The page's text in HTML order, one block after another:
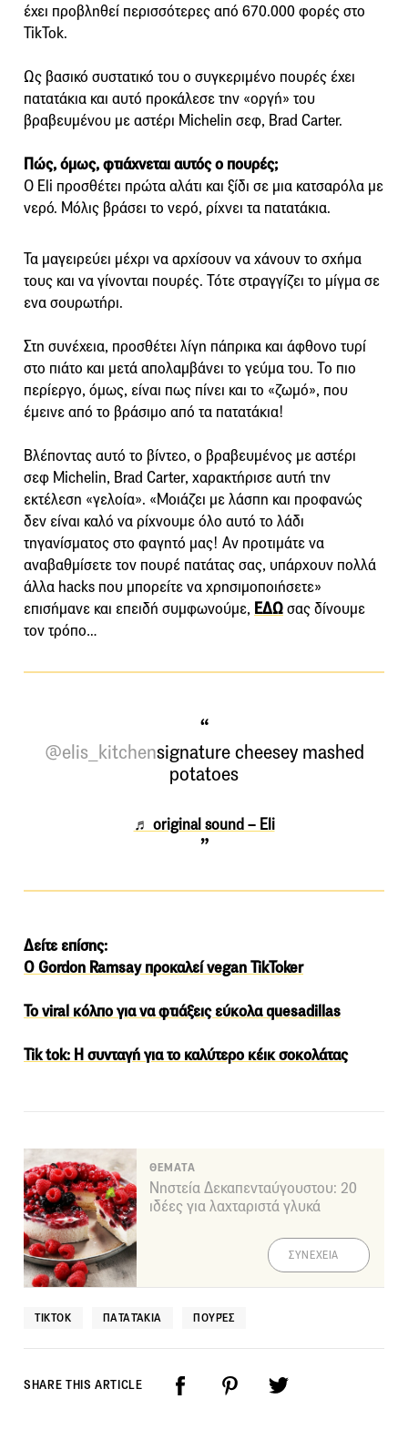
έχει προβληθεί περισσότερες από 670.000 φορές στο
TikTok.
Ως βασικό συστατικό του ο συγκεριμένο πουρές έχει
πατατάκια και αυτό προκάλεσε την «οργή» του
βραβευμένου με αστέρι Michelin σεφ, Brad Carter.
Πώς, όμως, φτιάχνεται αυτός ο πουρές;
Ο Eli προσθέτει πρώτα αλάτι και ξίδι σε μια κατσαρόλα με
νερό. Μόλις βράσει το νερό, ρίχνει τα πατατάκια.
Τα μαγειρεύει μέχρι να αρχίσουν να χάνουν το σχήμα
τους και να γίνονται πουρές. Τότε στραγγίζει το μίγμα σε
ενα σουρωτήρι.
Στη συνέχεια, προσθέτει λίγη πάπρικα και άφθονο τυρί
στο πιάτο και μετά απολαμβάνει το γεύμα του. Το πιο
περίεργο, όμως, είναι πως πίνει και το «ζωμό», που
έμεινε από το βράσιμο από τα πατατάκια!
Βλέποντας αυτό το βίντεο, ο βραβευμένος με αστέρι
σεφ Michelin, Brad Carter, χαρακτήρισε αυτή την
εκτέλεση «γελοία». «Μοιάζει με λάσπη και προφανώς
δεν είναι καλό να ρίχνουμε όλο αυτό το λάδι
τηγανίσματος στο φαγητό μας! Αν προτιμάτε να
αναβαθμίσετε τον πουρέ πατάτας σας, υπάρχουν πολλά
άλλα hacks που μπορείτε να χρησιμοποιήσετε»
επισήμανε και επειδή συμφωνούμε, ΕΔΩσας δίνουμε
τον τρόπο…
@elis_kitchensignature cheesey mashed
potatoes
♬ original sound – Eli
Δείτε επίσης:
Ο Gordon Ramsay προκαλεί vegan TikToker
To viral κόλπο για να φτιάξεις εύκολα quesadillas
Tik tok: H συνταγή για το καλύτερο κέικ σοκολάτας
ΘΕΜΑΤΑ
Νηστεία Δεκαπενταύγουστου: 20
ιδέες για λαχταριστά γλυκά
ΣΥΝΕΧΕΙΑ
TIKTOK ΠΑΤΑΤΆΚΙΑ ΠΟΥΡΈΣ
SHARE THIS ARTICLE